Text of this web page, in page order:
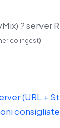
? server
ingest).
(URL +
consigliate